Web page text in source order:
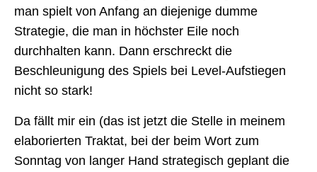
man spielt von Anfang an diejenige dumme
Strategie, die man in höchster Eile noch
durchhalten kann. Dann erschreckt die
Beschleunigung des Spiels bei Level-Aufstiegen
nicht so stark!
Da fällt mir ein (das ist jetzt die Stelle in meinem
elaborierten Traktat, bei der beim Wort zum
Sonntag von langer Hand strategisch geplant die